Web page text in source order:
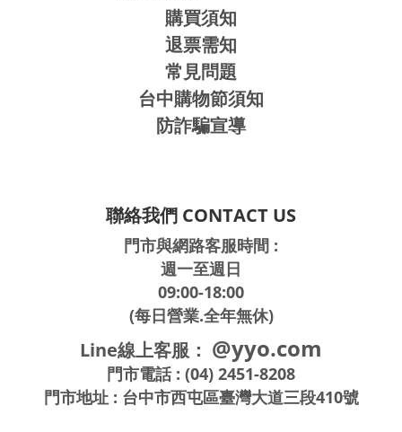
購買須知
退票需知
常見問題
台中購物節須知
防詐騙宣導
聯絡我們 CONTACT US
門市與網路客服時間 :
週一至週日
09:00-18:00
(每日營業.全年無休)
Line線上客服： @yyo.com
門市電話 : (04) 2451-8208
門市地址 : 台中市西屯區臺灣大道三段410號